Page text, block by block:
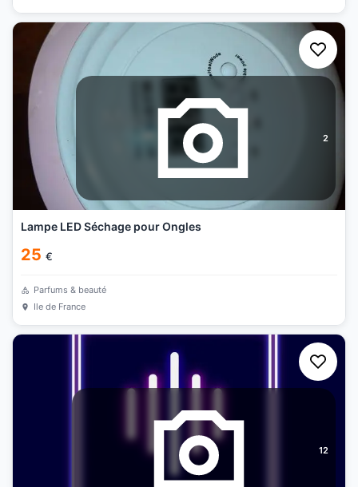
2
Lampe LED Séchage pour Ongles
25 €
Parfums & beauté
Ile de France
12